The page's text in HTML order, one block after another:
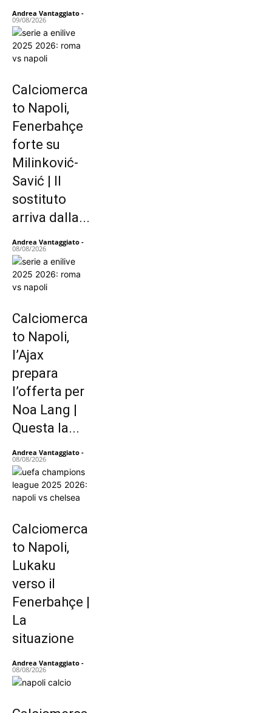
Andrea Vantaggiato -
09/08/2026
Calciomerca
to Napoli,
Fenerbahçe
forte su
Milinković-
Savić | Il
sostituto
arriva dalla...
Andrea Vantaggiato -
08/08/2026
Calciomerca
to Napoli,
l’Ajax
prepara
l’offerta per
Noa Lang |
Questa la...
Andrea Vantaggiato -
08/08/2026
Calciomerca
to Napoli,
Lukaku
verso il
Fenerbahçe |
La
situazione
Andrea Vantaggiato -
08/08/2026